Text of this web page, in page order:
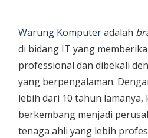
Warung Komputeradalah
di bidang IT yang
professional dan dibekali
yang berpengalaman.
lebih dari 10 tahun lamanya,
berkembang menjadi
tenaga ahli yang lebih